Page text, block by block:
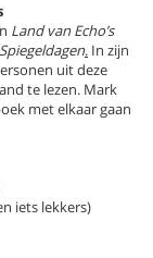
Land van Echo’s
Spiegeldagen. In zijn
uit deze
te lezen. Mark
met elkaar gaan
iets lekkers)